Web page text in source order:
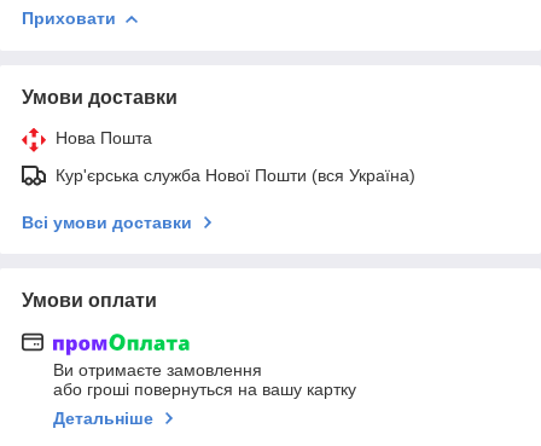
Приховати
Умови доставки
Нова Пошта
Кур'єрська служба Нової Пошти (вся Україна)
Всі умови доставки
Умови оплати
Ви отримаєте замовлення
або гроші повернуться на вашу картку
Детальніше